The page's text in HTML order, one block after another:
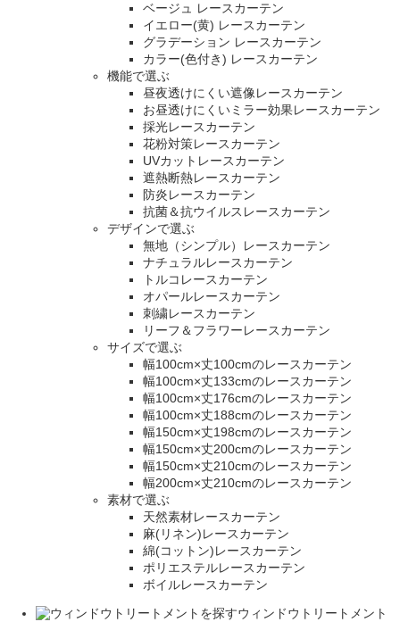
ベージュ レースカーテン
イエロー(黄) レースカーテン
グラデーション レースカーテン
カラー(色付き) レースカーテン
機能で選ぶ
昼夜透けにくい遮像レースカーテン
お昼透けにくいミラー効果レースカーテン
採光レースカーテン
花粉対策レースカーテン
UVカットレースカーテン
遮熱断熱レースカーテン
防炎レースカーテン
抗菌＆抗ウイルスレースカーテン
デザインで選ぶ
無地（シンプル）レースカーテン
ナチュラルレースカーテン
トルコレースカーテン
オパールレースカーテン
刺繍レースカーテン
リーフ＆フラワーレースカーテン
サイズで選ぶ
幅100cm×丈100cmのレースカーテン
幅100cm×丈133cmのレースカーテン
幅100cm×丈176cmのレースカーテン
幅100cm×丈188cmのレースカーテン
幅150cm×丈198cmのレースカーテン
幅150cm×丈200cmのレースカーテン
幅150cm×丈210cmのレースカーテン
幅200cm×丈210cmのレースカーテン
素材で選ぶ
天然素材レースカーテン
麻(リネン)レースカーテン
綿(コットン)レースカーテン
ポリエステルレースカーテン
ボイルレースカーテン
ウィンドウトリートメント